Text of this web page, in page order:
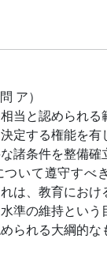
ア）
当と認められる
定する権能を有
諸条件を整備確
いて遵守すべ
は、教育にお
準の維持とい
られる大綱的な